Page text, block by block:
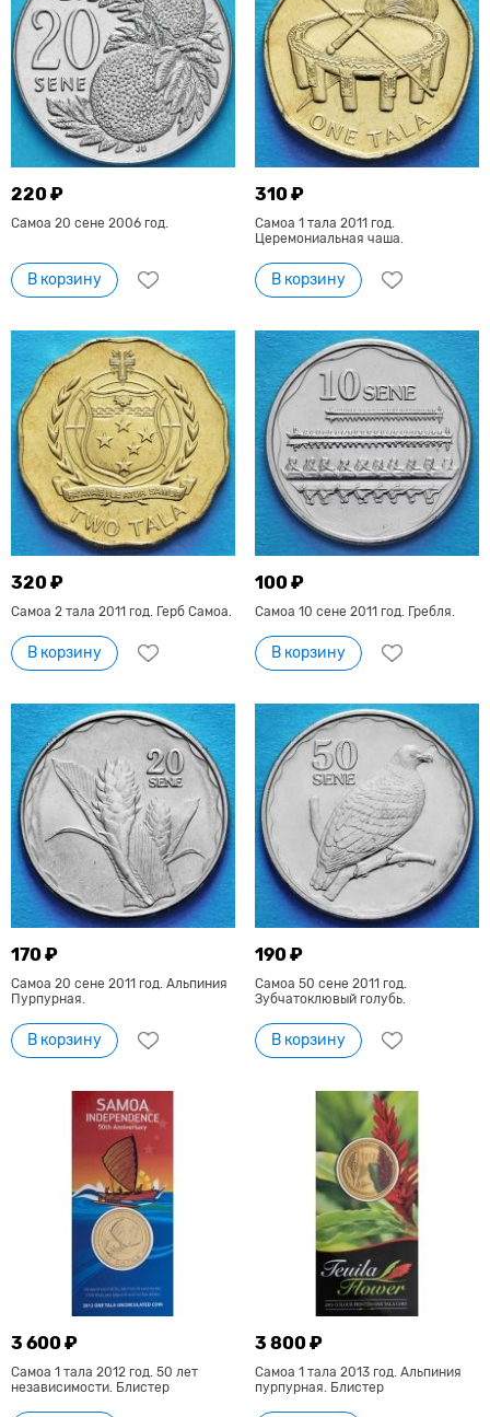
220 ₽
Самоа 20 сене 2006 год.
В корзину
310 ₽
Самоа 1 тала 2011 год.
Церемониальная чаша.
В корзину
320 ₽
Самоа 2 тала 2011 год. Герб Самоа.
В корзину
100 ₽
Самоа 10 сене 2011 год. Гребля.
В корзину
170 ₽
Самоа 20 сене 2011 год. Альпиния
Пурпурная.
В корзину
190 ₽
Самоа 50 сене 2011 год.
Зубчатоклювый голубь.
В корзину
3 600 ₽
Самоа 1 тала 2012 год. 50 лет
независимости. Блистер
3 800 ₽
Самоа 1 тала 2013 год. Альпиния
пурпурная. Блистер